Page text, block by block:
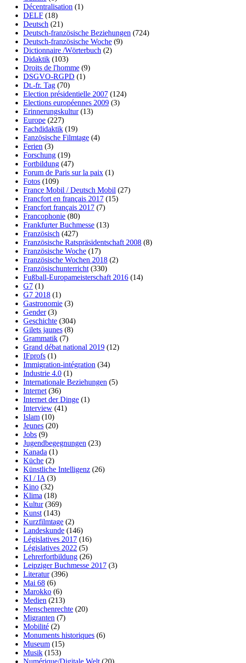
Décentralisation (1)
DELF (18)
Deutsch (21)
Deutsch-französische Beziehungen (724)
Deutsch-französische Woche (9)
Dictionnaire /Wörterbuch (2)
Didaktik (103)
Droits de l'homme (9)
DSGVO-RGPD (1)
Dt.-fr. Tag (70)
Election présidentielle 2007 (124)
Elections européennes 2009 (3)
Erinnerungskultur(13)
Europe (227)
Fachdidaktik (19)
Fanzösische Filmtage (4)
Ferien (3)
Forschung (19)
Fortbildung (47)
Forum de Paris sur la paix (1)
Fotos (109)
France Mobil / Deutsch Mobil (27)
Francfort en français 2017 (15)
Francfort français 2017 (7)
Francophonie (80)
Frankfurter Buchmesse (13)
Französisch (427)
Französische Ratspräsidentschaft 2008 (8)
Französische Woche (17)
Französische Wochen 2018 (2)
Französischunterricht(330)
Fußball-Europameisterschaft 2016 (14)
G7 (1)
G7 2018 (1)
Gastronomie (3)
Gender(3)
Geschichte (304)
Gilets jaunes (8)
Grammatik (7)
Grand débat national 2019 (12)
IFprofs (1)
Immigration-intégration (34)
Industrie 4.0 (1)
Internationale Beziehungen (5)
Internet(36)
Internet der Dinge (1)
Interview (41)
Islam (10)
Jeunes (20)
Jobs (9)
Jugendbegegnungen (23)
Kanada (1)
Küche (2)
Künstliche Intelligenz (26)
KI / IA(3)
Kino (32)
Klima (18)
Kultur(369)
Kunst(143)
Kurzfilmtage (2)
Landeskunde (146)
Législatives 2017 (16)
Législatives 2022 (5)
Lehrerfortbildung (26)
Leipziger Buchmesse 2017 (3)
Literatur(396)
Mai 68 (6)
Marokko (6)
Medien (213)
Menschenrechte (20)
Migranten (7)
Mobilité (2)
Monuments historiques (6)
Museum (15)
Musik (153)